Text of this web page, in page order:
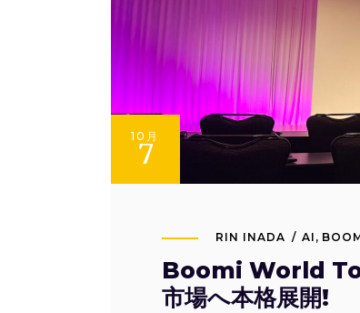
10月
7
RIN INADA AI ,
Boomi World
市場へ本格展開!